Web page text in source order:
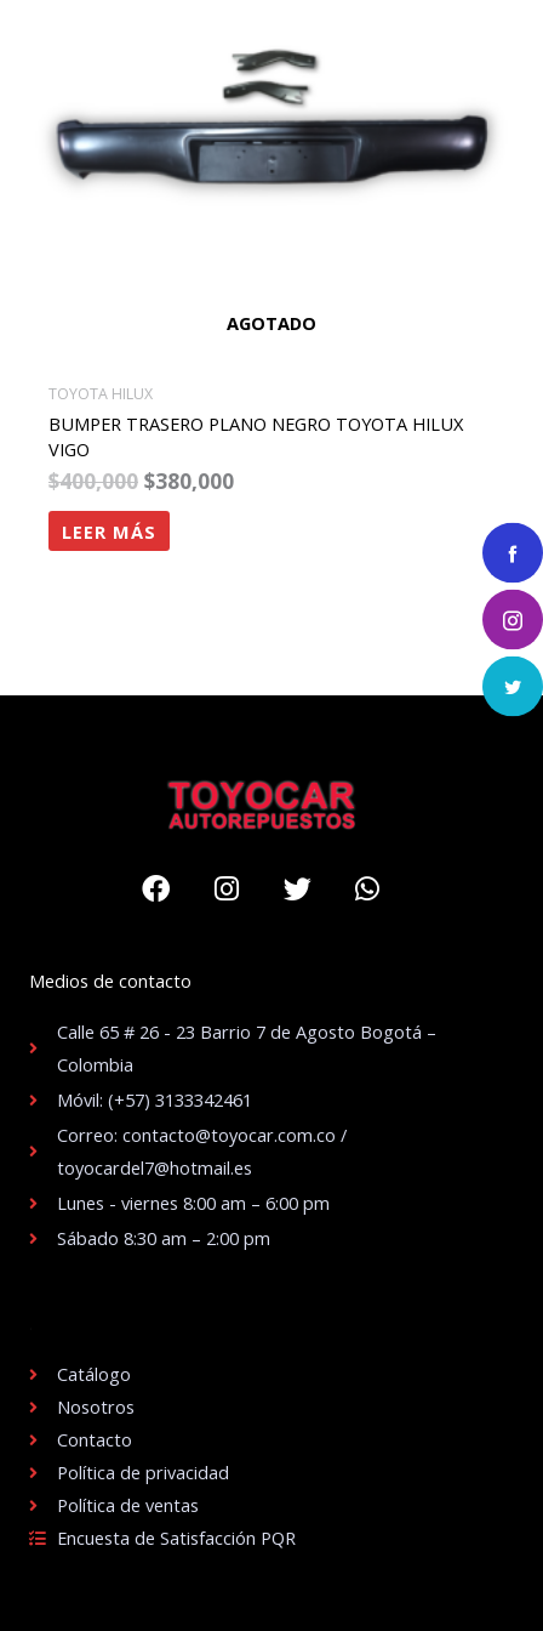
AGOTADO
TOYOTA HILUX
BUMPER TRASERO PLANO NEGRO TOYOTA HILUX
VIGO
$400,000 $380,000
LEER MÁS
FacebookInstagram
TwitterWhatsapp
Medios de contacto
Calle 65 # 26 - 23 Barrio 7 de Agosto Bogotá –
Colombia
Móvil: (+57) 3133342461
Correo: contacto@toyocar.com.co /
toyocardel7@hotmail.es
Lunes - viernes 8:00 am – 6:00 pm
Sábado 8:30 am – 2:00 pm
Catálogo
Nosotros
Contacto
Política de privacidad
Política de ventas
Encuesta de Satisfacción PQR